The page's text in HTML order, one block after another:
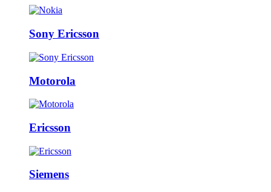
Sony Ericsson
Motorola
Ericsson
Siemens